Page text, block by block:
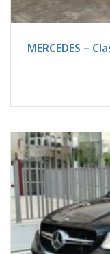
MERCEDES –